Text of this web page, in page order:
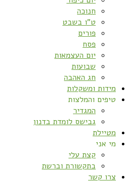
חנוכה
ט”ו בשבט
פורים
פסח
יום העצמאות
שבועות
חג האהבה
מידות ומשקלות
טיפים והמלצות
המגדיר
גבישס לומדת בדנון
מטיילת
מי אני
קצת עלי
בתקשורת וברשת
צרו קשר